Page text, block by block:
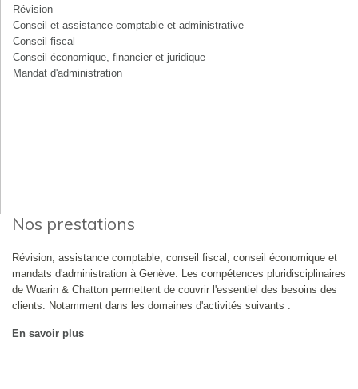
Révision
Conseil et assistance comptable et administrative
Conseil fiscal
Conseil économique, financier et juridique
Mandat d'administration
Nos prestations
Révision, assistance comptable, conseil fiscal, conseil économique et
mandats d'administration à Genève. Les compétences pluridisciplinaires
de Wuarin & Chatton permettent de couvrir l'essentiel des besoins des
clients. Notamment dans les domaines d'activités suivants :
En savoir plus